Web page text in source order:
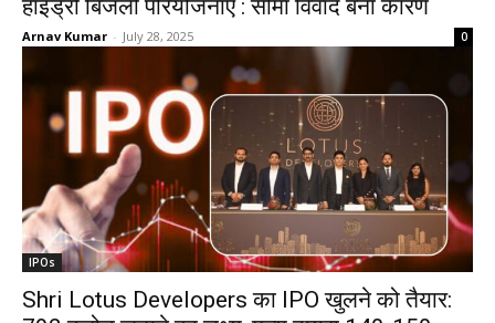
हाइड्रो बिजली परियोजनाएं : सीमा विवाद बना कारण
Arnav Kumar - July 28, 2025 0
IPOs
Shri Lotus Developers का IPO खुलने को तैयार: